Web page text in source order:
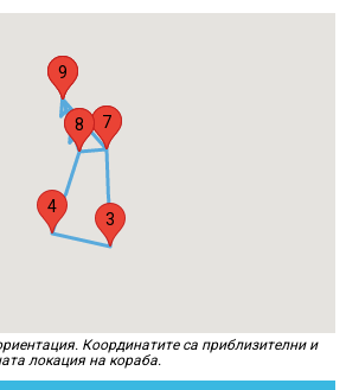
1
2
3
4
5
6
7
8
9
Координатите са приблизителни и
локация на кораба.